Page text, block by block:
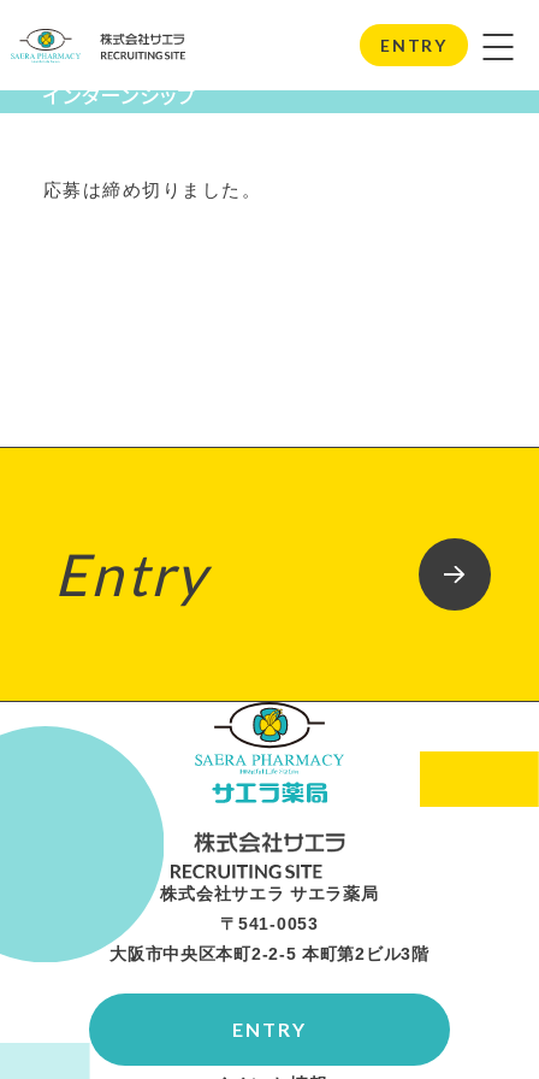
ENTRY
Internship
インターンシップ
応募は締め切りました。
Entry
株式会社サエラ サエラ薬局
〒541-0053
大阪市中央区本町2-2-5 本町第2ビル3階
ENTRY